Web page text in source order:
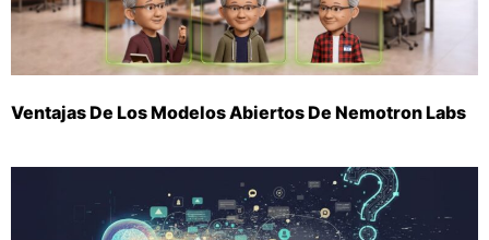
Ventajas De Los Modelos Abiertos De Nemotron Labs